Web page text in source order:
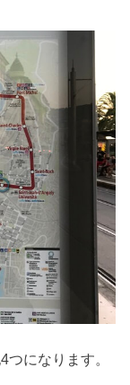
になります。